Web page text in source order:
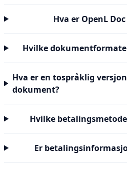
Hva er OpenL
Hvilke
Hva er en tospråklig
dokument?
Hvilke
Er